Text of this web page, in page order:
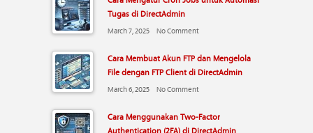
Tugas di DirectAdmin
March 7, 2025 No Comment
Cara Membuat Akun FTP dan Mengelola
File dengan FTP Client di DirectAdmin
March 6, 2025 No Comment
Cara Menggunakan Two-Factor
Authentication (2FA) di DirectAdmin